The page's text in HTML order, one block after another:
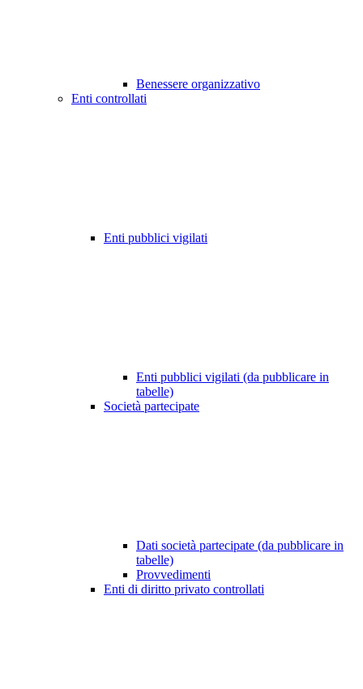
Benessere organizzativo
Enti controllati
Enti pubblici vigilati
Enti pubblici vigilati (da pubblicare in
tabelle)
Società partecipate
Dati società partecipate (da pubblicare in
tabelle)
Provvedimenti
Enti di diritto privato controllati